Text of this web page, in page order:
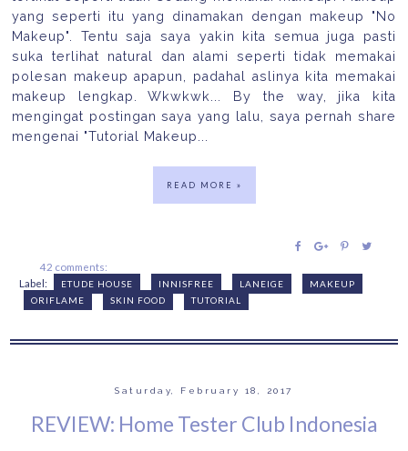
yang seperti itu yang dinamakan dengan makeup "No
Makeup". Tentu saja saya yakin kita semua juga pasti
suka terlihat natural dan alami seperti tidak memakai
polesan makeup apapun, padahal aslinya kita memakai
makeup lengkap. Wkwkwk... By the way, jika kita
mengingat postingan saya yang lalu, saya pernah share
mengenai "Tutorial Makeup...
READ MORE »
42 comments:
Label:
ETUDE HOUSE INNISFREE LANEIGE
MAKEUP
ORIFLAME
SKIN FOOD TUTORIAL
Saturday, February 18, 2017
REVIEW: Home Tester Club Indonesia